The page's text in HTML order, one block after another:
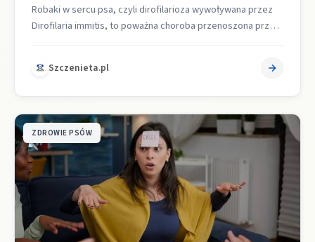
Robaki w sercu psa, czyli dirofilarioza wywoływana przez
Dirofilaria immitis, to poważna choroba przenoszona przez
Szczenieta.pl
ZDROWIE PSÓW